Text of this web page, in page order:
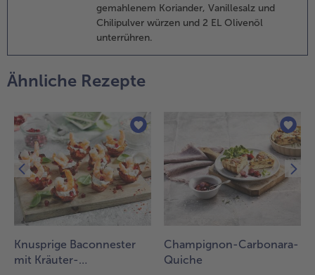
und
dem
gemahlenem Koriander, Vanillesalz und
Chilipulver würzen und 2 EL Olivenöl
unterrühren.
Ähnliche Rezepte
Knusprige Baconnester
mit Kräuter-
Champignon-Carbonara-
Quiche